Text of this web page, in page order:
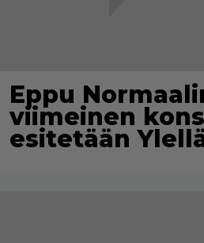
Eppu
viimeinen
esitetään